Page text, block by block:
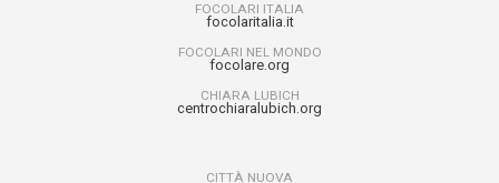
FOCOLARI ITALIA
focolaritalia.it
FOCOLARI NEL MONDO
focolare.org
CHIARA LUBICH
centrochiaralubich.org
CITTÀ NUOVA